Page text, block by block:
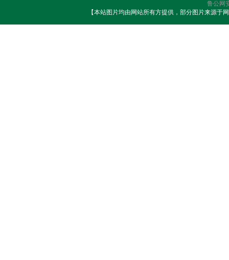
鲁公网
【本站图片均由网站所有方提供，部分图片来源